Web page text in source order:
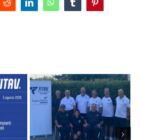
RedditLinkedInWhatsAppTumblrPinterest